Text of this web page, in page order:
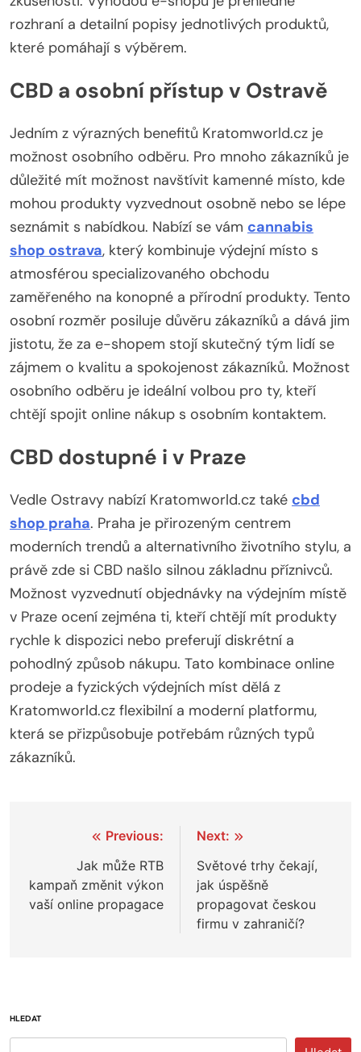
rozhraní a detailní popisy jednotlivých produktů,
které pomáhají s výběrem.
CBD a osobní přístup v Ostravě
Jedním z výrazných benefitů Kratomworld.cz je
možnost osobního odběru. Pro mnoho zákazníků je
důležité mít možnost navštívit kamenné místo, kde
mohou produkty vyzvednout osobně nebo se lépe
seznámit s nabídkou. Nabízí se vám cannabis
shop ostrava, který kombinuje výdejní místo s
atmosférou specializovaného obchodu
zaměřeného na konopné a přírodní produkty. Tento
osobní rozměr posiluje důvěru zákazníků a dává jim
jistotu, že za e-shopem stojí skutečný tým lidí se
zájmem o kvalitu a spokojenost zákazníků. Možnost
osobního odběru je ideální volbou pro ty, kteří
chtějí spojit online nákup s osobním kontaktem.
CBD dostupné i v Praze
Vedle Ostravy nabízí Kratomworld.cz také cbd
shop praha. Praha je přirozeným centrem
moderních trendů a alternativního životního stylu, a
právě zde si CBD našlo silnou základnu příznivců.
Možnost vyzvednutí objednávky na výdejním místě
v Praze ocení zejména ti, kteří chtějí mít produkty
rychle k dispozici nebo preferují diskrétní a
pohodlný způsob nákupu. Tato kombinace online
prodeje a fyzických výdejních míst dělá z
Kratomworld.cz flexibilní a moderní platformu,
která se přizpůsobuje potřebám různých typů
zákazníků.
Navigace
příspěvek
Previous:
Jak může RTB
kampaň změnit výkon
vaší online propagace
Next:
Světové trhy čekají,
jak úspěšně
propagovat českou
firmu v zahraničí?
HLEDAT